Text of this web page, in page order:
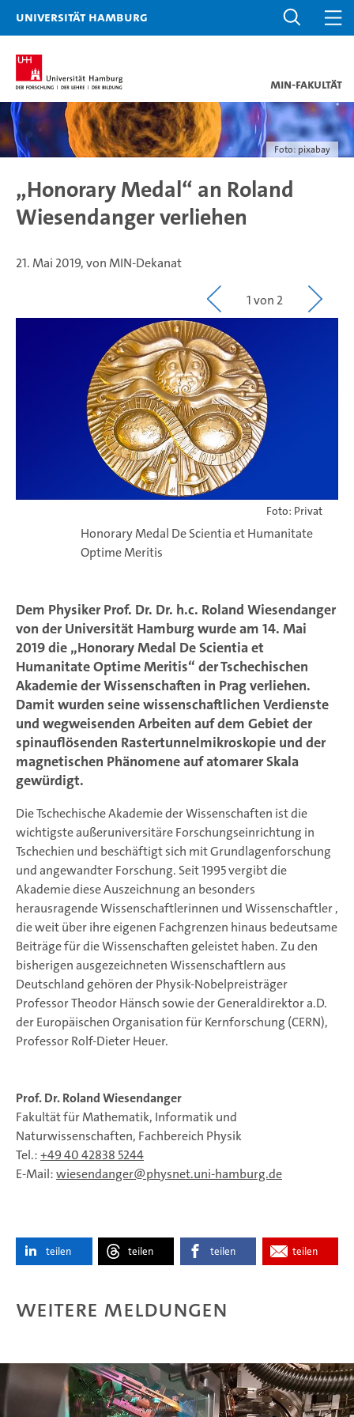
Universität Hamburg
MIN-Fakultät
Foto: pixabay
„Honorary Medal“ an Roland
Wiesendanger verliehen
21. Mai 2019, von MIN-Dekanat
1 von 2
Foto: Privat
Honorary Medal De Scientia et Humanitate
Optime Meritis
Dem Physiker Prof. Dr. Dr. h.c. Roland Wiesendanger
von der Universität Hamburg wurde am 14. Mai
2019 die „Honorary Medal De Scientia et
Humanitate Optime Meritis“ der Tschechischen
Akademie der Wissenschaften in Prag verliehen.
Damit wurden seine wissenschaftlichen Verdienste
und wegweisenden Arbeiten auf dem Gebiet der
spinauflösenden Rastertunnelmikroskopie und der
magnetischen Phänomene auf atomarer Skala
gewürdigt.
Die Tschechische Akademie der Wissenschaften ist die
wichtigste außeruniversitäre Forschungseinrichtung in
Tschechien und beschäftigt sich mit Grundlagenforschung
und angewandter Forschung. Seit 1995 vergibt die
Akademie diese Auszeichnung an besonders
herausragende Wissenschaftlerinnen und Wissenschaftler ,
die weit über ihre eigenen Fachgrenzen hinaus bedeutsame
Beiträge für die Wissenschaften geleistet haben. Zu den
bisherigen ausgezeichneten Wissenschaftlern aus
Deutschland gehören der Physik-Nobelpreisträger
Professor Theodor Hänsch sowie der Generaldirektor a.D.
der Europäischen Organisation für Kernforschung (CERN),
Professor Rolf-Dieter Heuer.
Prof. Dr. Roland Wiesendanger
Fakultät für Mathematik, Informatik und
Naturwissenschaften, Fachbereich Physik
Tel.:+49 40 42838 5244
E-Mail:wiesendanger physnet.uni-hamburg.de
teilen teilen teilen teilen
Weitere Meldungen